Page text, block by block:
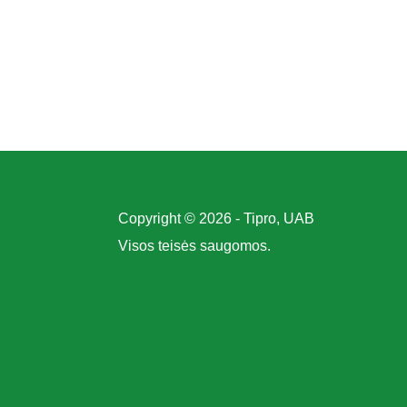
Copyright © 2026 - Tipro, UAB
Visos teisės saugomos.